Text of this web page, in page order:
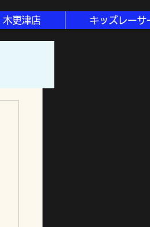
木更津店 キッズレーサ